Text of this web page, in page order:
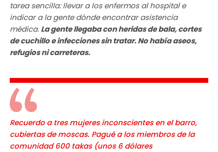
tarea sencilla: llevar a los enfermos al hospital e
indicar a la gente dónde encontrar asistencia
médica. La gente llegaba con heridas de bala, cortes
de cuchillo e infecciones sin tratar. No había aseos,
refugios ni carreteras.
Recuerdo a tres mujeres inconscientes en el barro,
cubiertas de moscas. Pagué a los miembros de la
comunidad 600 takas (unos 6 dólares